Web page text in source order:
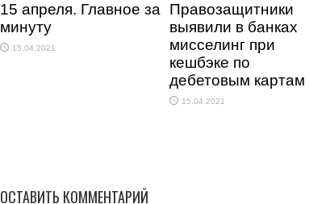
15 апреля. Главное за
минуту
15.04.2021
Правозащитники
выявили в банках
мисселинг при
кешбэке по
дебетовым картам
15.04.2021
ОСТАВИТЬ КОММЕНТАРИЙ